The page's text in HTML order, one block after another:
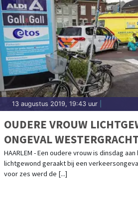
13 augustus 2019, 19:43 uur
OUDERE VROUW
ONGEVAL
HAARLEM - Een oudere vrouw is dinsdag
lichtgewond geraakt bij een
voor zes werd de [...]